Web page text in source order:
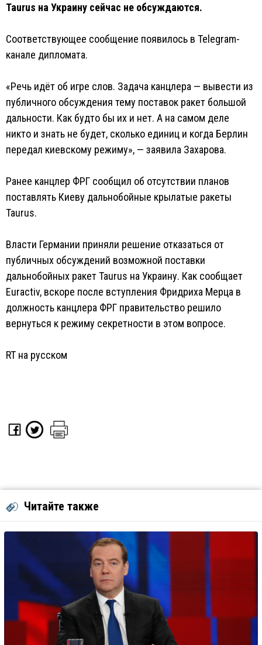
Taurus на Украину сейчас не обсуждаются.
Соответствующее сообщение появилось в Telegram-
канале дипломата.
«Речь идёт об игре слов. Задача канцлера — вывести из
публичного обсуждения тему поставок ракет большой
дальности. Как будто бы их и нет. А на самом деле
никто и знать не будет, сколько единиц и когда Берлин
передал киевскому режиму», — заявила Захарова.
Ранее канцлер ФРГ сообщил об отсутствии планов
поставлять Киеву дальнобойные крылатые ракеты
Taurus.
Власти Германии приняли решение отказаться от
публичных обсуждений возможной поставки
дальнобойных ракет Taurus на Украину. Как сообщает
Euractiv, вскоре после вступления Фридриха Мерца в
должность канцлера ФРГ правительство решило
вернуться к режиму секретности в этом вопросе.
RT на русском
Читайте также